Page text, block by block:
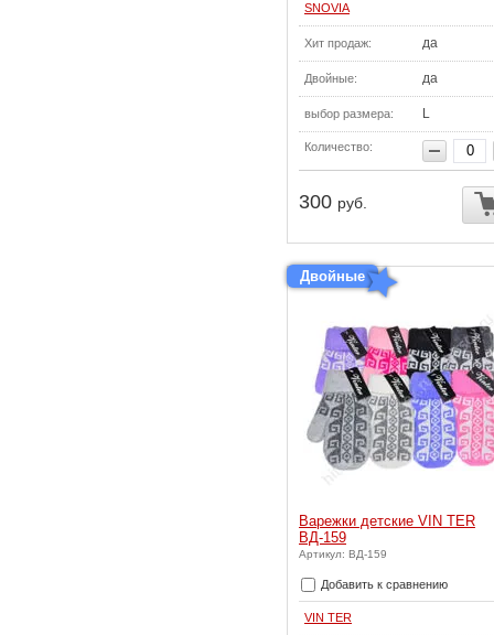
SNOVIA
Хит продаж: да
Двойные: да
выбор размера: L
Количество:
300 руб.
Двойные
Варежки детские VIN TER
ВД-159
Артикул: ВД-159
Добавить к сравнению
VIN TER